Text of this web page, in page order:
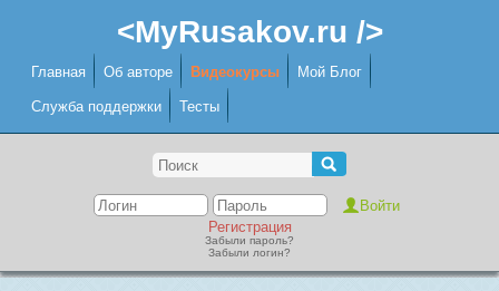
<MyRusakov.ru />
Главная Об авторе Видеокурсы Мой Блог
Служба поддержки Тесты
Регистрация
Забыли пароль?
Забыли логин?